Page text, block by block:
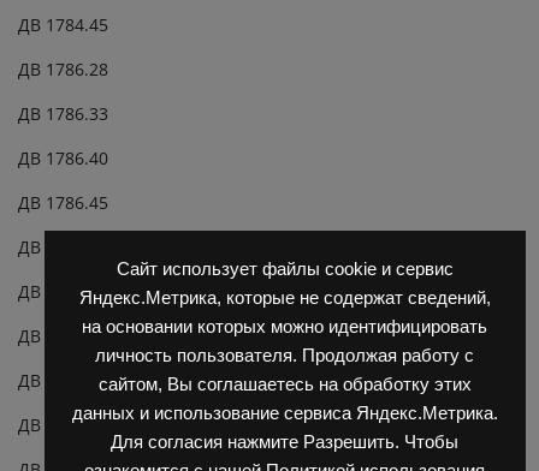
Сайт использует файлы cookie и сервис
Яндекс.Метрика, которые не содержат сведений,
на основании которых можно идентифицировать
личность пользователя. Продолжая работу с
сайтом, Вы соглашаетесь на обработку этих
данных и использование сервиса Яндекс.Метрика.
Для согласия нажмите Разрешить. Чтобы
ДВ 1784.45
ДВ 1786.28
ДВ 1786.33
ДВ 1786.40
ДВ 1786.45
ДВ 1788.28
ДВ 1788.33
ДВ 1788.40
ДВ 1788.45
ДВ 1792.28